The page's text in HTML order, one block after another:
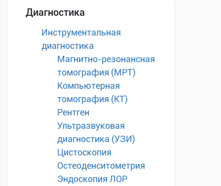
Диагностика
Инструментальная
диагностика
Магнитно-резонансная
томография (МРТ)
Компьютерная
томография (КТ)
Рентген
Ультразвуковая
диагностика (УЗИ)
Цистоскопия
Остеоденситометрия
Эндоскопия ЛОР